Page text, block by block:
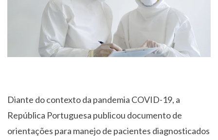
Diante do contexto da pandemia COVID-19, a
República Portuguesa publicou documento de
orientações para manejo de pacientes diagnosticados